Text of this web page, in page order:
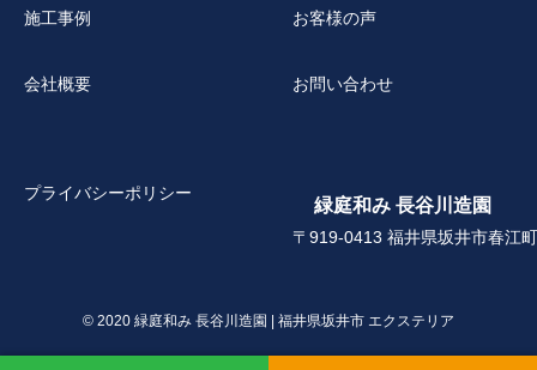
施工事例 お客様の声
会社概要 お問い合わせ
プライバシーポリシー
緑庭和み 長谷川造園
〒919-0413 福井県坂井市春江
© 2020 緑庭和み 長谷川造園 | 福井県坂井市 エクステリア